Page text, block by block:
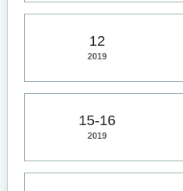
12
2019
15-16
2019